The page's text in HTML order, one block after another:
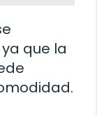
que la